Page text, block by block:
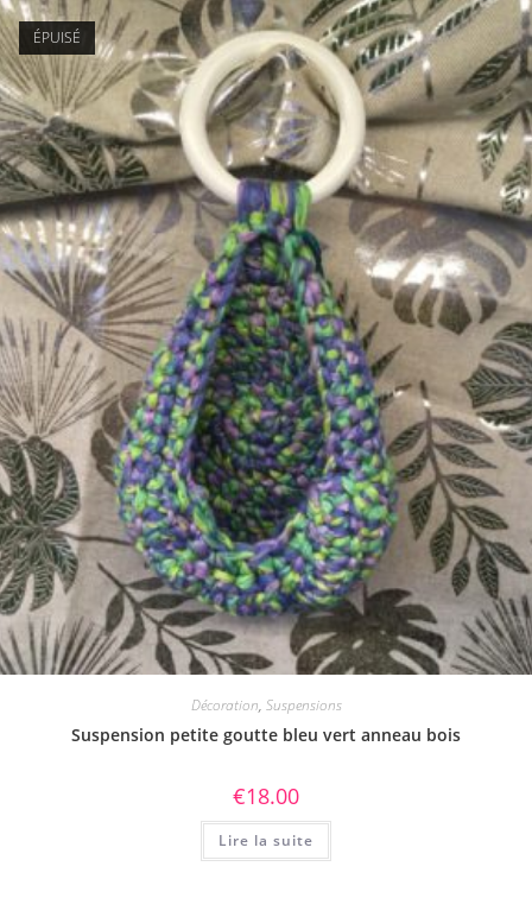
ÉPUISÉ
Décoration, Suspensions
Suspension petite goutte bleu vert anneau bois
€18.00
Lire la suite